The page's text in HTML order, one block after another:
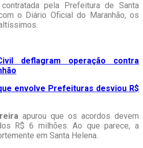
pela Prefeitura de Santa
o Diário Oficial do Maranhão, os
deflagram operação contra
envolve Prefeituras desviou R$
apurou que os acordos devem
R$ 6 milhões. Ao que parece, a
em Santa Helena.